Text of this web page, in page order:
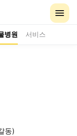
병원 서비스
동)